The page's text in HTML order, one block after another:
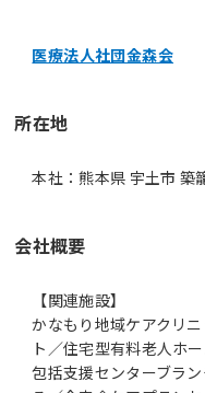
医療法人社団金森会
所在地
本社：熊本県 宇土市 築
会社概要
【関連施設】
かなもり地域ケアクリ
ト／住宅型有料老人ホ
包括支援センターブラ